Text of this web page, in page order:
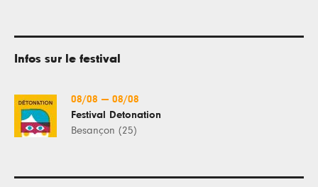
Infos sur le festival
08/08 — 08/08
Festival Detonation
Besançon (25)